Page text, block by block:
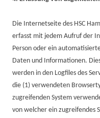
Die Internetseite des HSC
erfasst mit jedem Aufruf der
Person oder ein
Daten und Informationen.
werden in den Logfiles des
die (1) verwendeten
zugreifenden System
von welcher ein zugreifendes